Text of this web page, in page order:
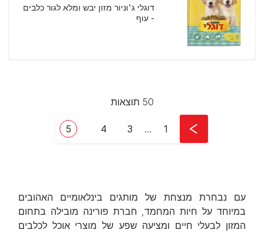
דוגלי ג'וניור מזון יבש ומלא לגור כלבים
- עוף
50 תוצאות
First page
1
… עמוד
3 עמוד
4
Current page
5
עם נבחרת מנצחת של מותגים בינלאומיים האהובים
במיוחד על חיות המחמד, חברת פורינה מובילה בתחום
המזון לבעלי חיים ומציעה שפע של מוצרי אוכל לכלבים